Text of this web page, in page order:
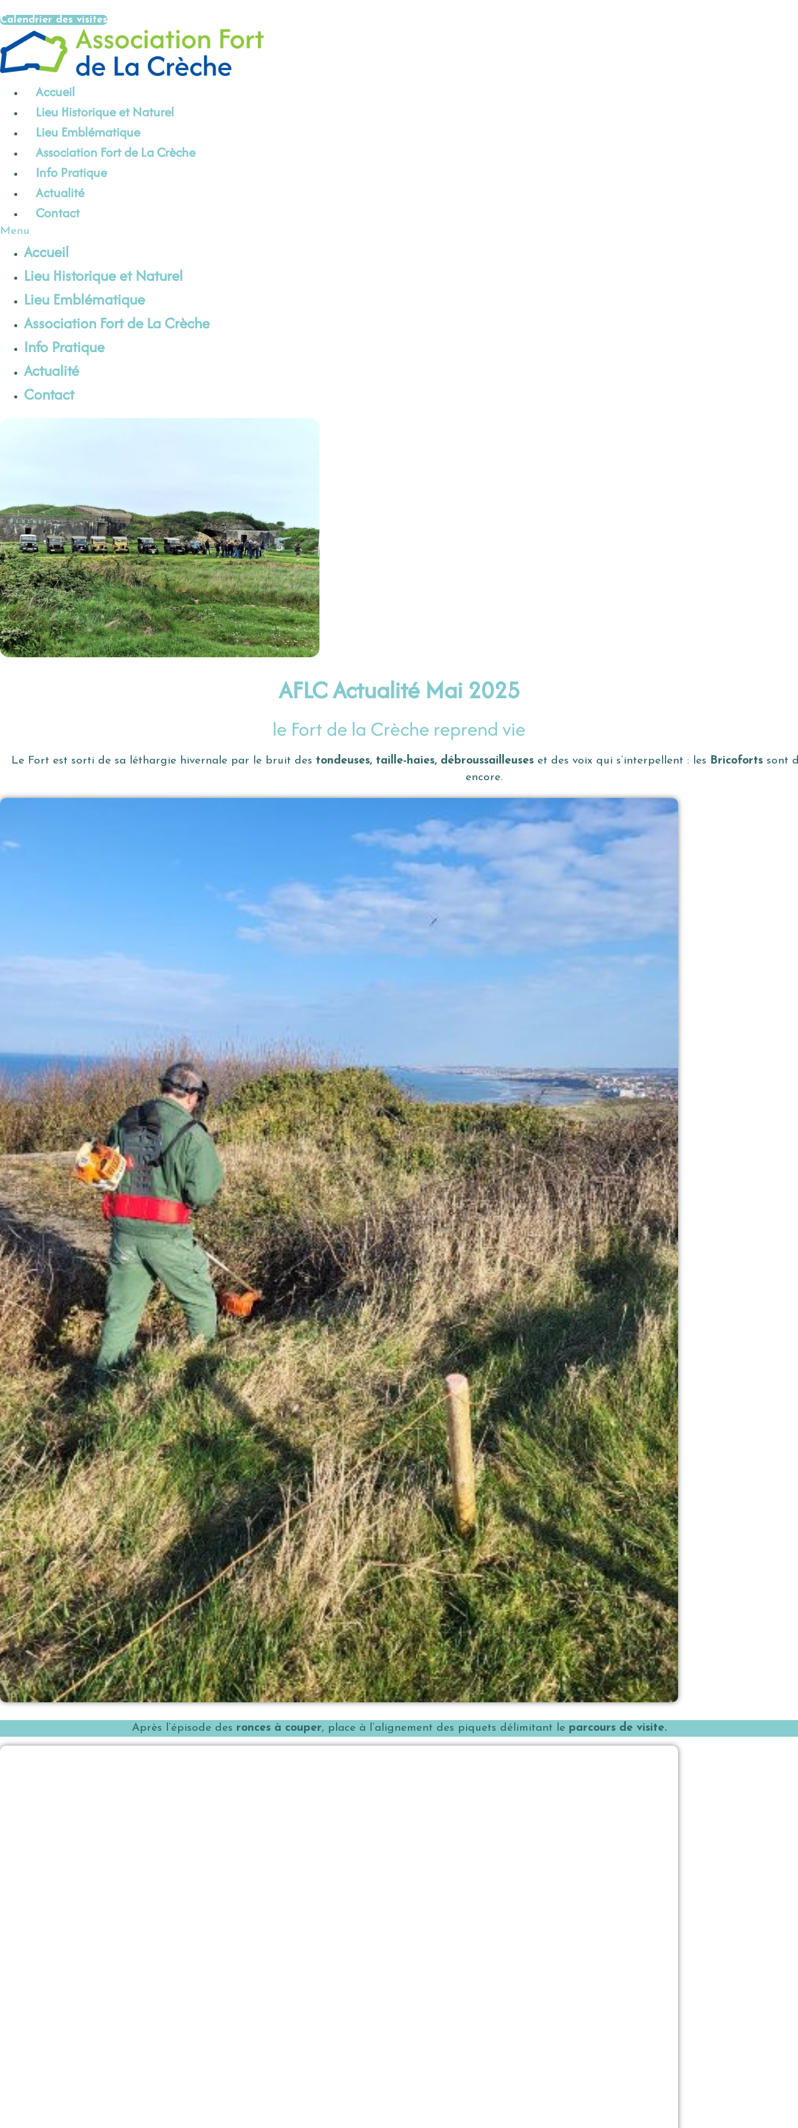
Aller
contenu
Calendrier des visites
Accueil
Lieu Historique et Naturel
Lieu Emblématique
Association Fort de La Crèche
Info Pratique
Actualité
Contact
Menu
Accueil
Lieu Historique et Naturel
Lieu Emblématique
Association Fort de La Crèche
Info Pratique
Actualité
Contact
AFLC Actualité Mai 2025
le Fort de la Crèche reprend vie
Le Fort est sorti de sa léthargie hivernale par le bruit des tondeuses, taille-haies, débroussailleuses et des voix qui s’interpellent : les Bricoforts sont
encore.
Après l’épisode des ronces à couper, place à l’alignement des piquets délimitant le parcours de visite.